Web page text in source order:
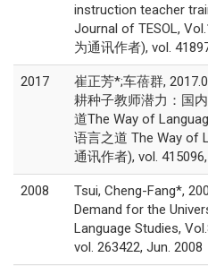
instruction teacher
Journal of TESOL,
为通讯作者), vol.
2017
崔正芳*;车蓓群,
耕种子教师潜力：国
道The Way of
语言之道 The Way of
通讯作者), vol.
2008
Tsui, Cheng-Fang*,
Demand for the
Language Studies,
vol. 263422, Jun. 2008